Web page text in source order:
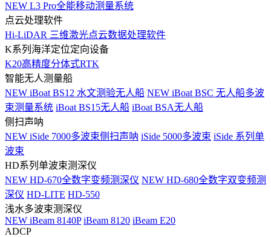
NEW L3 Pro全能移动测量系统
点云处理软件
Hi-LiDAR 三维激光点云数据处理软件
K系列海洋定位定向设备
K20高精度分体式RTK
智能无人测量船
NEW iBoat BS12 水文测验无人船 NEW iBoat BSC 无人船多波
束测量系统 iBoat BS15无人船 iBoat BSA无人船
侧扫声呐
NEW iSide 7000多波束侧扫声呐 iSide 5000多波束 iSide 系列单
波束
HD系列单波束测深仪
NEW HD-670全数字变频测深仪 NEW HD-680全数字双变频测
深仪 HD-LITE HD-550
浅水多波束测深仪
NEW iBeam 8140P iBeam 8120 iBeam E20
ADCP